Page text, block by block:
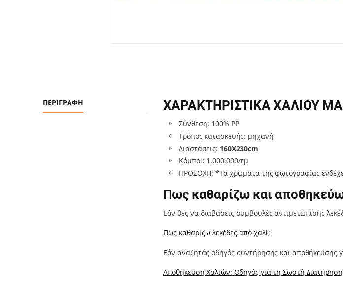
ΠΕΡΙΓΡΑΦΉ ΧΑΡΑΚΤΗΡΙΣΤΙΚΑ ΧΑΛΙΟΥ
Σύνθεση: 100% PP
Τρόπος κατασκευής: μηχανή
Διαστάσεις: 160Χ230cm
Κόμποι: 1.000.000/τμ
ΠΡΟΣΟΧΗ: *Τα χρώματα της φωτογραφίας
Πως καθαρίζω και
Εάν θες να διαβάσεις συμβουλές αντιμετώπισης
Πως καθαρίζω λεκέδες από χαλί;
Εάν αναζητάς οδηγός συντήρησης και αποθήκευσης
Αποθήκευση Χαλιών: Οδηγός για τη Σωστή Διατήρηση